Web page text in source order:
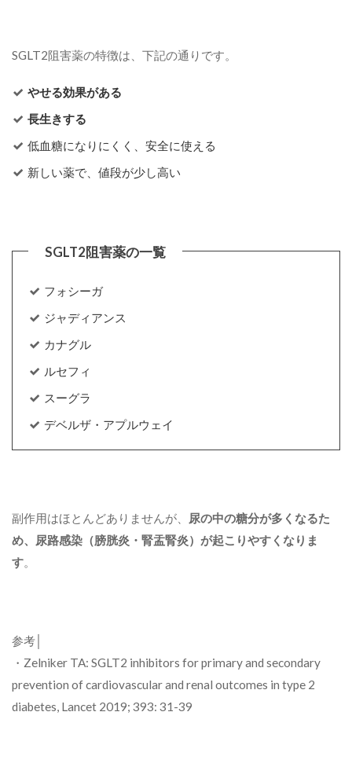
SGLT2阻害薬の特徴は、下記の通りです。
やせる効果がある
長生きする
低血糖になりにくく、安全に使える
新しい薬で、値段が少し高い
フォシーガ
ジャディアンス
カナグル
ルセフィ
スーグラ
デベルザ・アプルウェイ
副作用はほとんどありませんが、
尿の中の糖分が多くなるた
め、尿路感染（膀胱炎・腎盂腎炎）が起こりやすくなりま
す
参考│
・Zelniker TA: SGLT2 inhibitors for primary and secondary
prevention of cardiovascular and renal outcomes in type 2
diabetes, Lancet 2019; 393: 31-39